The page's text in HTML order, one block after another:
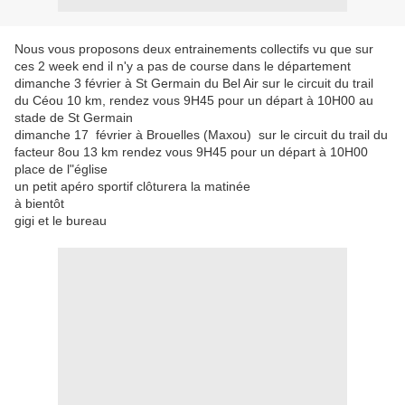
Nous vous proposons deux entrainements collectifs vu que sur
ces 2 week end il n'y a pas de course dans le département
dimanche 3 février à St Germain du Bel Air sur le circuit du trail
du Céou 10 km, rendez vous 9H45 pour un départ à 10H00 au
stade de St Germain
dimanche 17 février à Brouelles (Maxou) sur le circuit du trail du
facteur 8ou 13 km rendez vous 9H45 pour un départ à 10H00
place de l"église
un petit apéro sportif clôturera la matinée
à bientôt
gigi et le bureau